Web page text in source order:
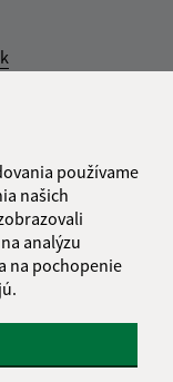
používame
našich
analýzu
na pochopenie